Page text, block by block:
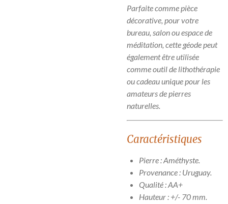
Parfaite comme pièce
décorative, pour votre
bureau, salon ou espace de
méditation, cette géode peut
également être utilisée
comme outil de lithothérapie
ou cadeau unique pour les
amateurs de pierres
naturelles.
Caractéristiques
Pierre :Améthyste.
Provenance : Uruguay.
Qualité : AA+
Hauteur : +/- 70 mm.